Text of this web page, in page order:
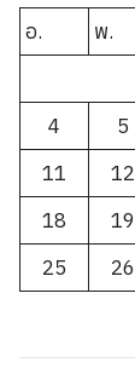
อ.
พ.
4
5
11
12
18
19
25
26